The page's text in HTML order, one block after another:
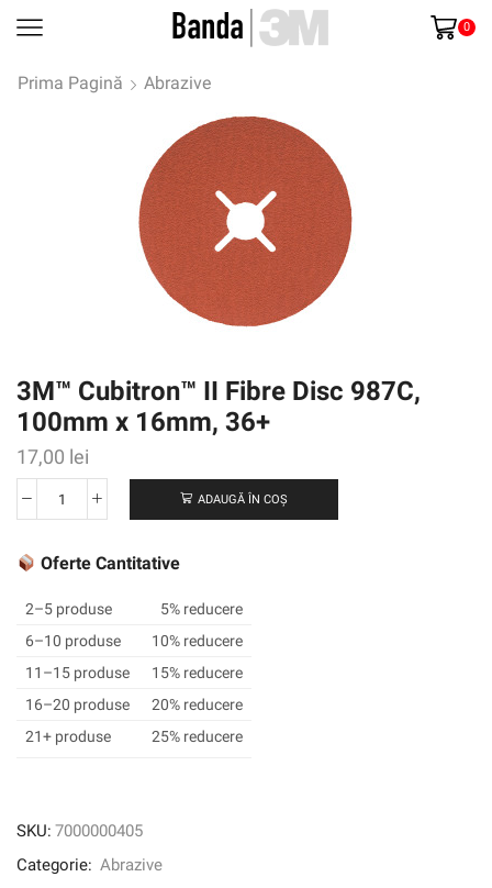
0
Prima Pagină Abrazive
3M™ Cubitron™ II Fibre Disc 987C,
100mm x 16mm, 36+
17,00 lei
Cantitate
Cubitron™
Fibre
Disc
987C,
100mm
x
16mm,
ADAUGĂ ÎN COȘ
Oferte Cantitative
2–5 produse
5% reducere
6–10 produse
10% reducere
11–15 produse
15% reducere
16–20 produse
20% reducere
21+ produse
25% reducere
SKU: 7000000405
Categorie: Abrazive